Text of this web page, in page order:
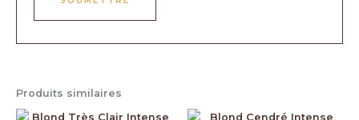
Produits similaires